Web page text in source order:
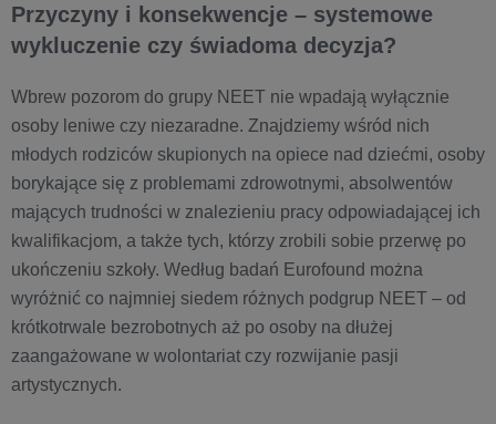
Przyczyny i konsekwencje – systemowe
wykluczenie czy świadoma decyzja?
Wbrew pozorom do grupy NEET nie wpadają wyłącznie
osoby leniwe czy niezaradne. Znajdziemy wśród nich
młodych rodziców skupionych na opiece nad dziećmi, osoby
borykające się z problemami zdrowotnymi, absolwentów
mających trudności w znalezieniu pracy odpowiadającej ich
kwalifikacjom, a także tych, którzy zrobili sobie przerwę po
ukończeniu szkoły. Według badań Eurofound można
wyróżnić co najmniej siedem różnych podgrup NEET – od
krótkotrwale bezrobotnych aż po osoby na dłużej
zaangażowane w wolontariat czy rozwijanie pasji
artystycznych.